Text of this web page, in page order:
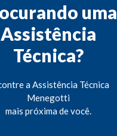
uma
Assistência
Técnica?
a Assistência Técnica
Menegotti
mais próxima de você.